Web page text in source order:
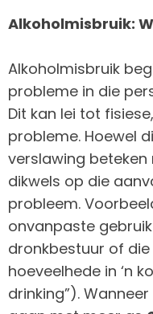
Alkoholmisbruik:
Alkoholmisbruik
probleme in die
Dit kan lei tot
probleme. Hoewel
verslawing beteken
dikwels op die
probleem.
onvanpaste
dronkbestuur of
hoeveelhede in ‘n
drinking”).